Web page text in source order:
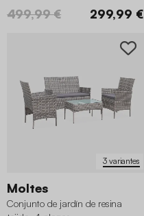
499,99 € 299,99 €
3 variantes
Moltes
Conjunto de jardín de resina